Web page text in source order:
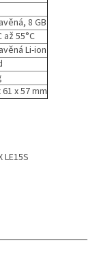
8 GB
až 55°C
Li-ion
61 x 57 mm
LE15S